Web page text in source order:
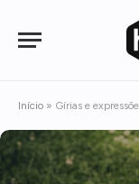
Início » Gírias e